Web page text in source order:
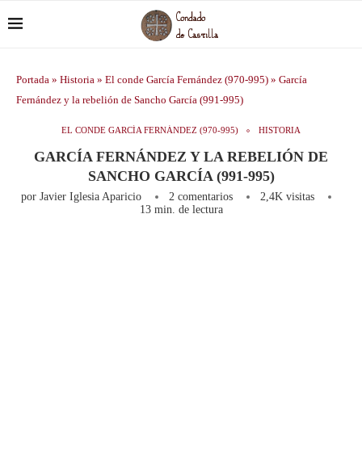
Portada » Historia » El conde García Fernández (970-995) » García
Fernández y la rebelión de Sancho García (991-995)
EL CONDE GARCÍA FERNÁNDEZ (970-995) HISTORIA
GARCÍA FERNÁNDEZ Y LA REBELIÓN DE
SANCHO GARCÍA (991-995)
por Javier Iglesia Aparicio 2 comentarios 2,4Kvisitas
13 min. de lectura